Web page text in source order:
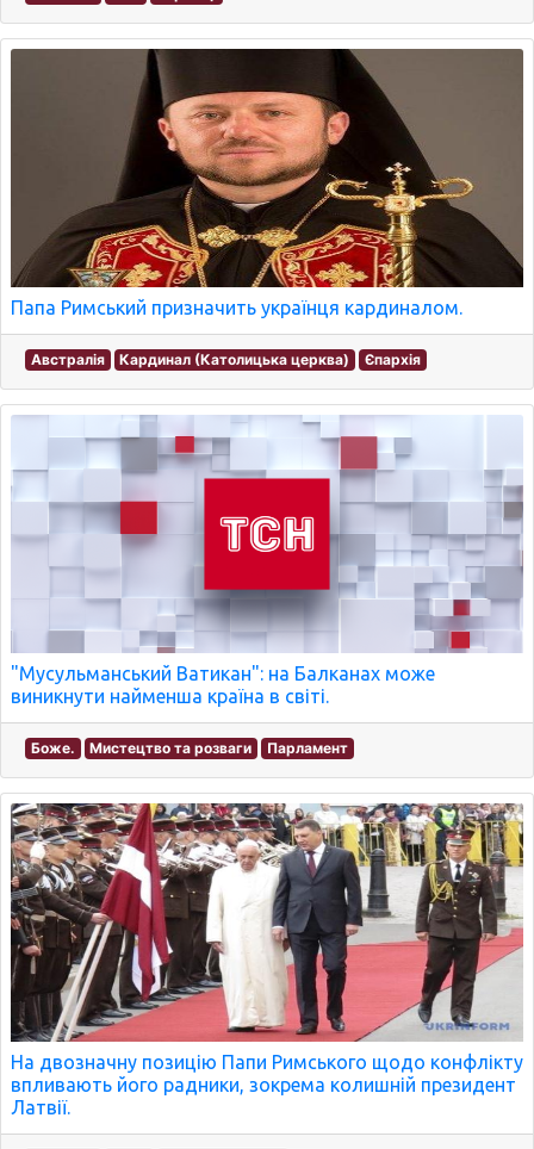
Папа Римський призначить українця кардиналом.
Австралія Кардинал (Католицька церква) Єпархія
"Мусульманський Ватикан": на Балканах може
виникнути найменша країна в світі.
Боже. Мистецтво та розваги Парламент
На двозначну позицію Папи Римського щодо конфлікту
впливають його радники, зокрема колишній президент
Латвії.